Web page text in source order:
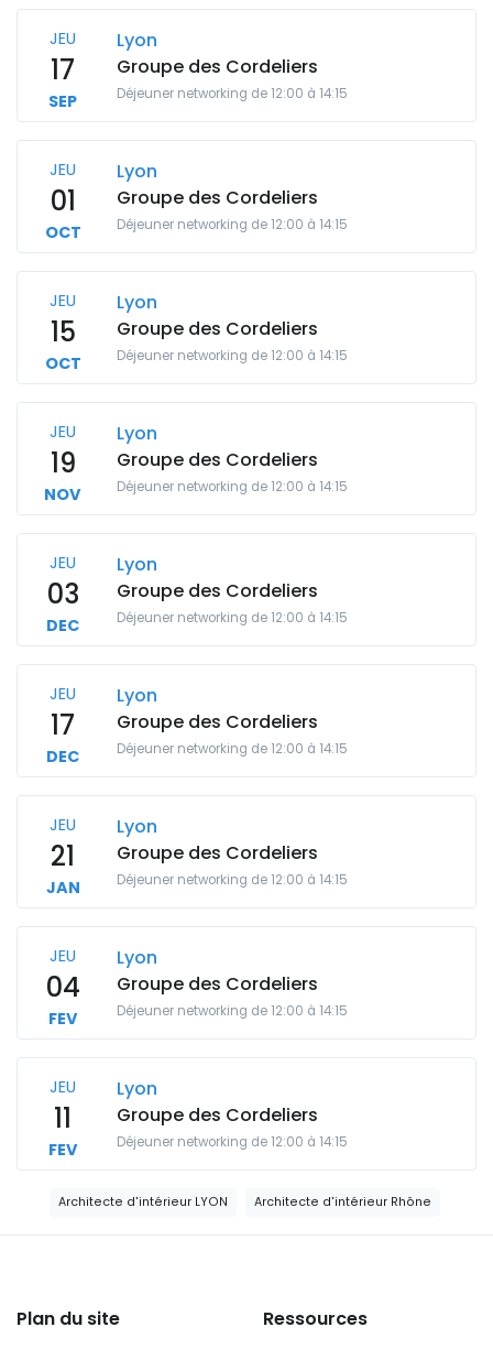
JEU
17
SEP
Lyon
Groupe des Cordeliers
Déjeuner networking de 12:00 à 14:15
JEU
01
OCT
Lyon
Groupe des Cordeliers
Déjeuner networking de 12:00 à 14:15
JEU
15
OCT
Lyon
Groupe des Cordeliers
Déjeuner networking de 12:00 à 14:15
JEU
19
NOV
Lyon
Groupe des Cordeliers
Déjeuner networking de 12:00 à 14:15
JEU
03
DEC
Lyon
Groupe des Cordeliers
Déjeuner networking de 12:00 à 14:15
JEU
17
DEC
Lyon
Groupe des Cordeliers
Déjeuner networking de 12:00 à 14:15
JEU
21
JAN
Lyon
Groupe des Cordeliers
Déjeuner networking de 12:00 à 14:15
JEU
04
FEV
Lyon
Groupe des Cordeliers
Déjeuner networking de 12:00 à 14:15
JEU
11
FEV
Lyon
Groupe des Cordeliers
Déjeuner networking de 12:00 à 14:15
Architecte d'intérieur LYON Architecte d'intérieur Rhône
Plan du site Ressources